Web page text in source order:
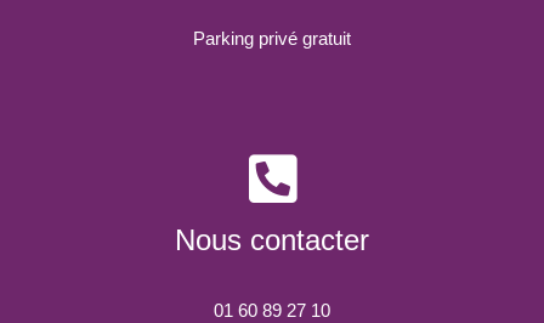
Parking privé gratuit
Nous contacter
01 60 89 27 10